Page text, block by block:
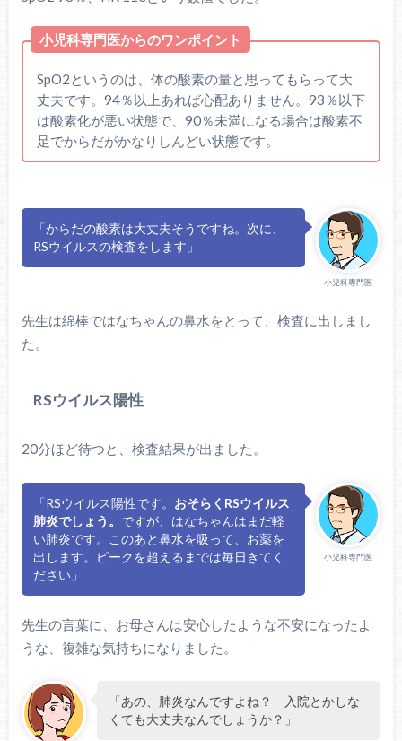
小児科専門医からのワンポイント
SpO2というのは、体の酸素の量と思ってもらって大
丈夫です。94％以上あれば心配ありません。93％以下
は酸素化が悪い状態で、90％未満になる場合は酸素不
足でからだがかなりしんどい状態です。
小児科専門医
「からだの酸素は大丈夫そうですね。次に、
RSウイルスの検査をします」
先生は綿棒ではなちゃんの鼻水をとって、検査に出しまし
た。
RSウイルス陽性
20分ほど待つと、検査結果が出ました。
小児科専門医
「RSウイルス陽性です。 おそらくRSウイルス
肺炎でしょう。 ですが、はなちゃんはまだ軽
い肺炎です。このあと鼻水を吸って、お薬を
出します。ピークを超えるまでは毎日きてく
ださい」
先生の言葉に、お母さんは安心したような不安になったよ
うな、複雑な気持ちになりました。
「あの、肺炎なんですよね？ 入院とかしな
くても大丈夫なんでしょうか？」